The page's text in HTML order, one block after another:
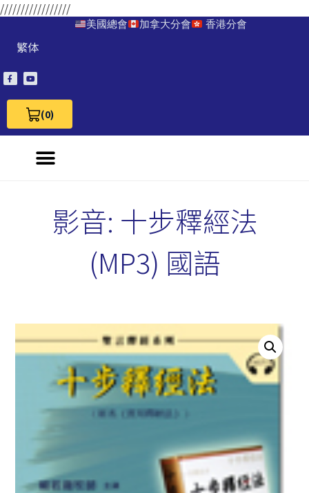
/////////////////
美國總會 加拿大分會 香港分會
繁体
(0)
View Cart 0
影音: 十步釋經法
(MP3) 國語